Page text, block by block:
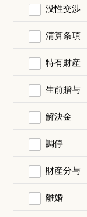
没性交渉
清算条項
特有財産
生前贈与
解決金
調停
財産分与
離婚